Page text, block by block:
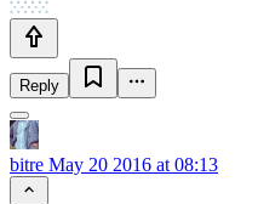
Reply
bitre May 20 2016 at 08:13